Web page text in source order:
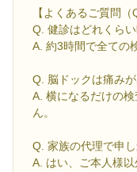
【よくあるご質問（
Q. 健診はどれくら
A. 約3時間で全ての
Q. 脳ドックは痛み
A. 横になるだけの
ん。
Q. 家族の代理で申
A. はい、ご本人様